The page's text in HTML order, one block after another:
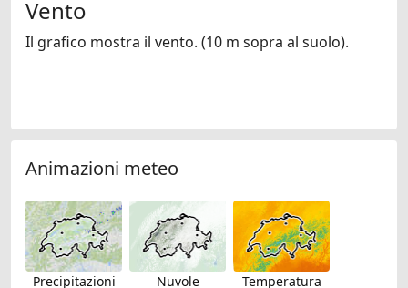
Vento
Il grafico mostra il vento. (10 m sopra al suolo).
Animazioni meteo
Precipitazioni Nuvole Temperatura